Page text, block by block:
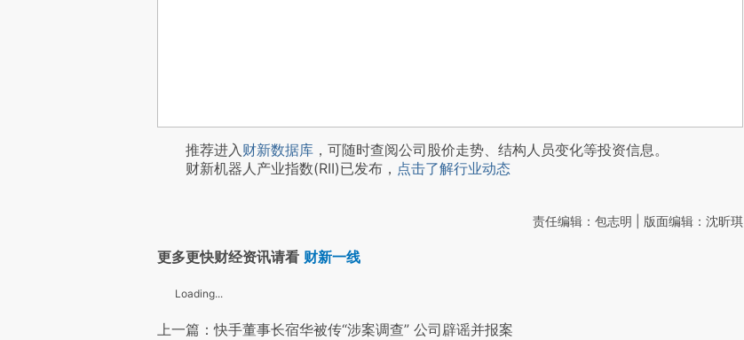
推荐进入财新数据库 ，可随时查阅公司股价走势、结构人员变化等投资信息。
财新机器人产业指数(RII)已发布， 点击了解行业动态
责任编辑：包志明 | 版面编辑：沈昕琪
更多更快财经资讯请看 财新一线
Loading...
上一篇：快手董事长宿华被传“涉案调查” 公司辟谣并报案